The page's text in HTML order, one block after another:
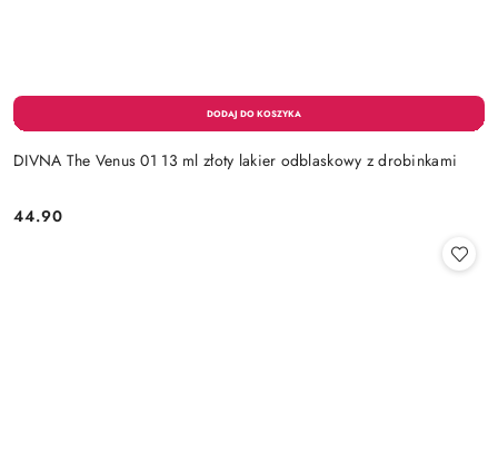
DIVNA The Venus 01 13 ml złoty lakier odblaskowy z drobinkami
Cena:
44.90